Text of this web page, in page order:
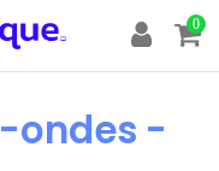
0
ondes -